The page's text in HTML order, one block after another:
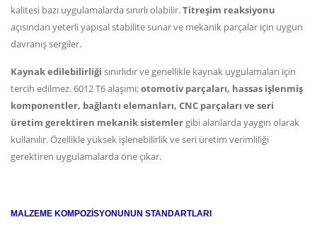
kalitesi bazı uygulamalarda sınırlı olabilir.Titreşim reaksiyonu
açısından yeterli yapısal stabilite sunar ve mekanik parçalar için uygun
davranış sergiler.
Kaynak edilebilirliği sınırlıdır ve genellikle kaynak uygulamaları için
tercih edilmez. 6012 T6 alaşımı;otomotiv parçaları, hassas işlenmiş
komponentler, bağlantı elemanları, CNC parçaları ve seri
üretim gerektiren mekanik sistemler gibi alanlarda yaygın olarak
kullanılır. Özellikle yüksek işlenebilirlik ve seri üretim verimliliği
gerektiren uygulamalarda öne çıkar.
MALZEME KOMPOZİSYONUNUN STANDARTLARI